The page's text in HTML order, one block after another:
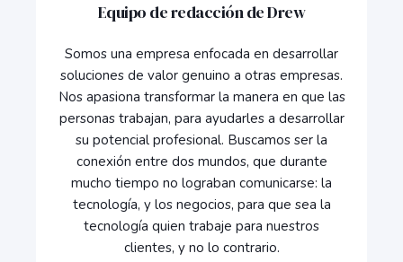
Equipo de redacción de Drew
Somos una empresa enfocada en desarrollar
soluciones de valor genuino a otras empresas.
Nos apasiona transformar la manera en que las
personas trabajan, para ayudarles a desarrollar
su potencial profesional. Buscamos ser la
conexión entre dos mundos, que durante
mucho tiempo no lograban comunicarse: la
tecnología, y los negocios, para que sea la
tecnología quien trabaje para nuestros
clientes, y no lo contrario.